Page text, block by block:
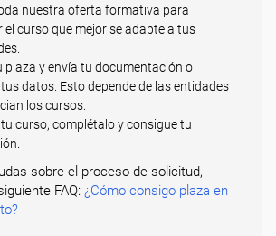
nuestra oferta formativa para
el curso que mejor se adapte a tus
plaza y envía tu documentación o
datos. Esto depende de las entidades
los cursos.
curso, complétalo y consigue tu
sobre el proceso de solicitud,
FAQ: ¿Cómo consigo plaza en